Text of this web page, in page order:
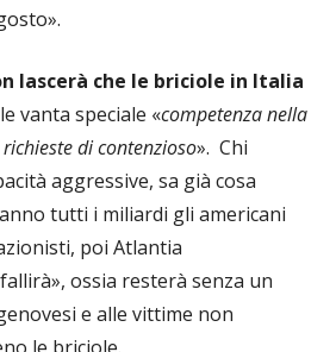
lascerà che le briciole in Italia
vanta speciale «competenza nella
di contenzioso». Chi
aggressive, sa già cosa
tutti i miliardi gli americani
poi Atlantia
ossia resterà senza un
e alle vittime non